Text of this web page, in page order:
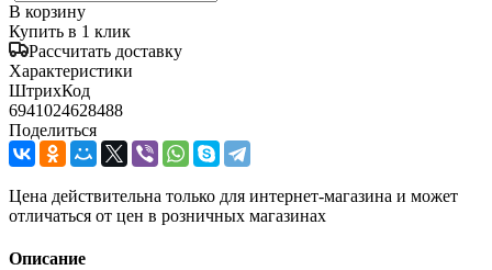
В корзину
Купить в 1 клик
Рассчитать доставку
Характеристики
ШтрихКод
6941024628488
Поделиться
Цена действительна только для интернет-магазина и может
отличаться от цен в розничных магазинах
Описание